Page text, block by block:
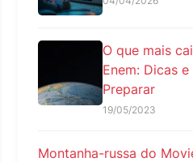
O que mais
Enem: Dicas
Preparar
19/05/2023
Montanha-russa do